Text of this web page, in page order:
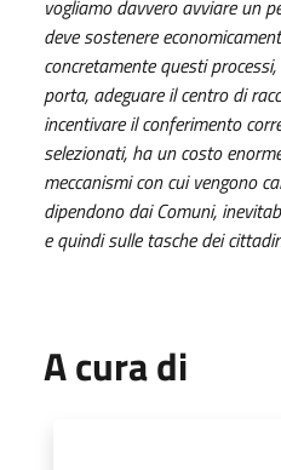
vogliamo davvero avviare un
deve sostenere
concretamente questi
porta, adeguare il centro di
incentivare il conferimento
selezionati, ha un costo
meccanismi con cui vengono
dipendono dai Comuni,
e quindi sulle tasche dei
A cura di